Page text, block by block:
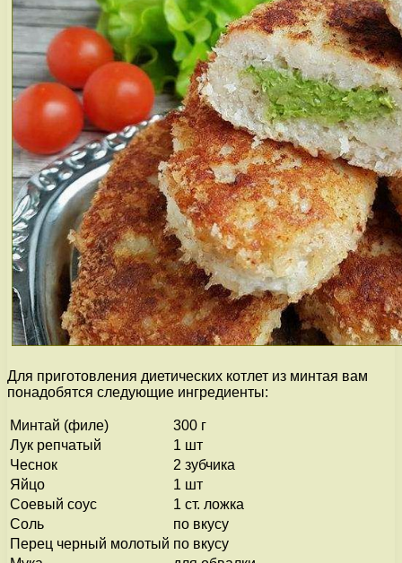
Для приготовления диетических котлет из минтая вам
понадобятся следующие ингредиенты:
Минтай (филе)
300 г
Лук репчатый
1 шт
Чеснок
2 зубчика
Яйцо
1 шт
Соевый соус
1 ст. ложка
Соль
по вкусу
Перец черный молотый по вкусу